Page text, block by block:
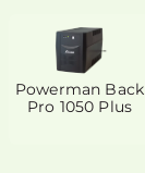
Powerman Back
Pro 1050 Plus